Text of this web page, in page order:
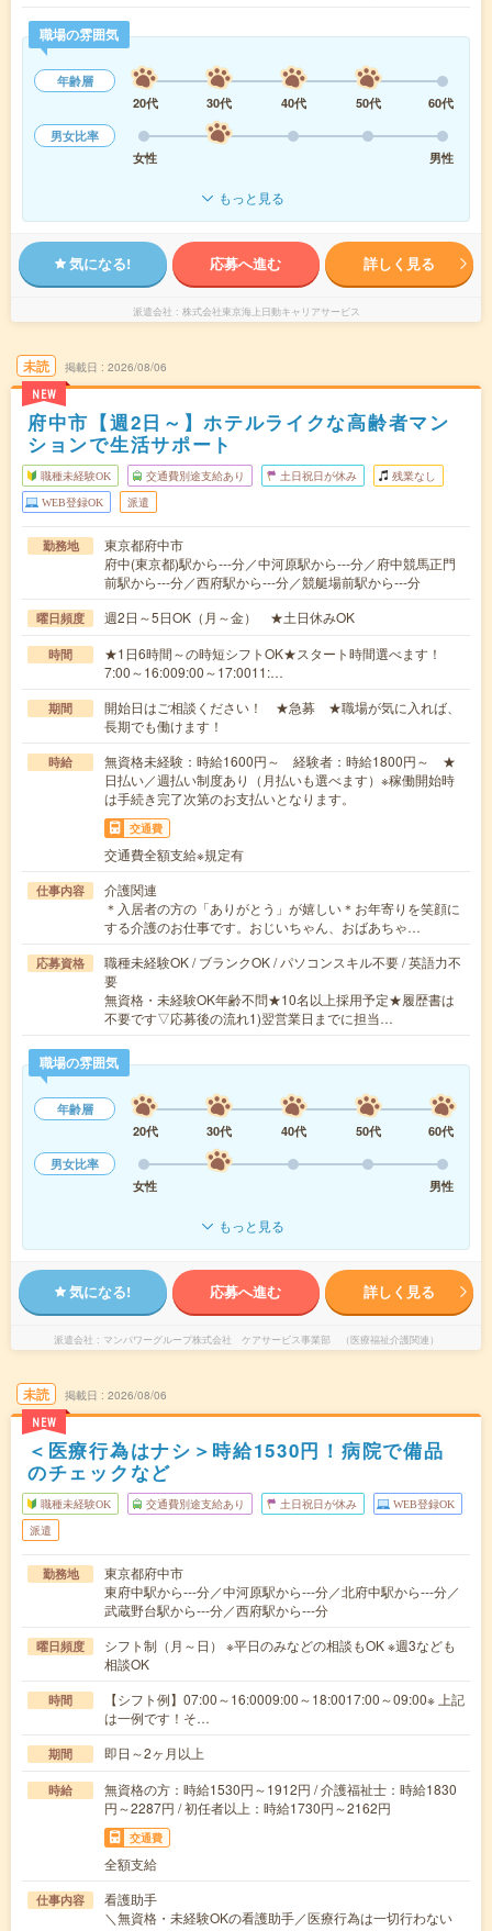
職場の雰囲気
年齢層
20代
30代 40代 50代
60代
男女比率
女性
男性
もっと見る
気になる! 応募へ進む 詳しく見る
派遣会社 株式会社東京海上日動キャリアサービス
未読
NEW
掲載日 2026/08/06
府中市【週2日～】ホテルライクな高齢者マン
ションで生活サポート
職種未経験OK 交通費別途支給あり 土日祝日が休み 残業なし
WEB登録OK 派遣
勤務地
東京都府中市
府中(東京都)駅から---分／中河原駅から---分／府中競馬正門
前駅から---分／西府駅から---分／競艇場前駅から---分
曜日頻度 週2日～5日OK（月～金） ★土日休みOK
時間
★1日6時間～の時短シフトOK★スタート時間選べます！
7:00～16:009:00～17:0011:…
期間
開始日はご相談ください！ ★急募 ★職場が気に入れば、
長期でも働けます！
時給
無資格未経験：時給1600円～ 経験者：時給1800円～ ★
日払い／週払い制度あり（月払いも選べます）※稼働開始時
は手続き完了次第のお支払いとなります。
交通費
交通費全額支給※規定有
仕事内容
介護関連
＊入居者の方の「ありがとう」が嬉しい＊お年寄りを笑顔に
する介護のお仕事です。おじいちゃん、おばあちゃ…
応募資格
職種未経験OK / ブランクOK / パソコンスキル不要 / 英語力不
要
無資格・未経験OK年齢不問★10名以上採用予定★履歴書は
不要です▽応募後の流れ1)翌営業日までに担当…
職場の雰囲気
年齢層
20代
30代 40代 50代
60代
男女比率
女性
男性
もっと見る
気になる! 応募へ進む 詳しく見る
派遣会社 マンパワーグループ株式会社 ケアサービス事業部 （医療福祉介護関連）
未読
NEW
掲載日 2026/08/06
＜医療行為はナシ＞時給1530円！病院で備品
のチェックなど
職種未経験OK 交通費別途支給あり 土日祝日が休み WEB登録OK
派遣
勤務地
東京都府中市
東府中駅から---分／中河原駅から---分／北府中駅から---分／
武蔵野台駅から---分／西府駅から---分
曜日頻度
シフト制（月～日） ※平日のみなどの相談もOK ※週3なども
相談OK
時間
【シフト例】07:00～16:0009:00～18:0017:00～09:00※ 上記
は一例です！そ…
期間 即日～2ヶ月以上
時給
無資格の方：時給1530円～1912円 / 介護福祉士：時給1830
円～2287円 / 初任者以上：時給1730円～2162円
交通費
全額支給
仕事内容
看護助手
＼無資格・未経験OKの看護助手／医療行為は一切行わない